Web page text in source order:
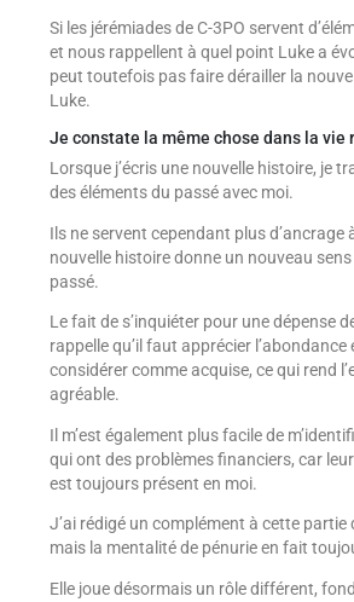
Si les jérémiades de C-3PO servent
et nous rappellent à quel point Luke a
peut toutefois pas faire dérailler la
Luke.
Je constate la même chose dans la vie
Lorsque j’écris une nouvelle histoire, je
des éléments du passé avec moi.
Ils ne servent cependant plus d’ancrage
nouvelle histoire donne un nouveau
passé.
Le fait de s’inquiéter pour une dépense
rappelle qu’il faut apprécier l’abondance
considérer comme acquise, ce qui rend
agréable.
Il m’est également plus facile de
qui ont des problèmes financiers, car
est toujours présent en moi.
J’ai rédigé un complément à cette partie
mais la mentalité de pénurie en fait
Elle joue désormais un rôle différent,